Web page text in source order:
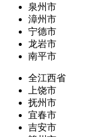
泉州市
漳州市
宁德市
龙岩市
南平市
全江西省
上饶市
抚州市
宜春市
吉安市